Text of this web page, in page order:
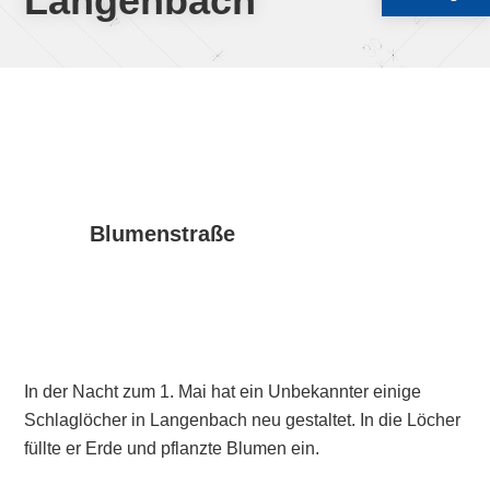
Blumenstraße
In der Nacht zum 1. Mai hat ein Unbekannter einige
Schlaglöcher in Langenbach neu gestaltet. In die Löcher
füllte er Erde und pflanzte Blumen ein.